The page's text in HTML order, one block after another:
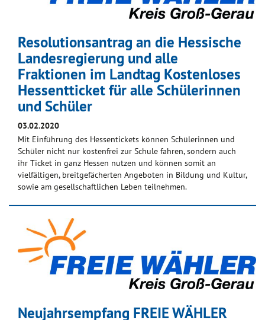
Resolutionsantrag an die Hessische
Landesregierung und alle
Fraktionen im Landtag Kostenloses
Hessentticket für alle Schülerinnen
und Schüler
03.02.2020
Mit Einführung des Hessentickets können Schülerinnen und
Schüler nicht nur kostenfrei zur Schule fahren, sondern auch
ihr Ticket in ganz Hessen nutzen und können somit an
vielfältigen, breitgefächerten Angeboten in Bildung und Kultur,
sowie am gesellschaftlichen Leben teilnehmen.
Neujahrsempfang FREIE WÄHLER